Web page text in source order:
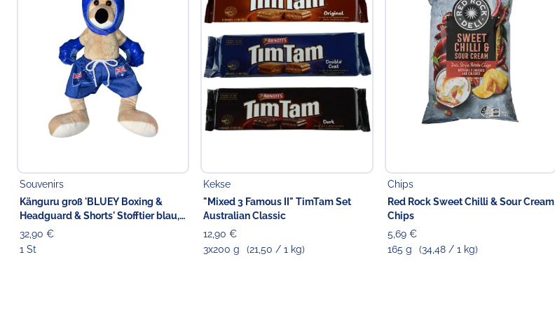
Souvenirs
Känguru groß 'BLUEY Boxing &
Headguard & Shorts' Stofftier blau,
42 cm
32,90 €
1 St
Kekse
"Mixed 3 Famous II" TimTam Set
Australian Classic
12,90 €
3x200 g
(21,50 / 1 kg)
Chips
Red Rock Sweet Chilli & Sour Cream
Chips
5,69 €
165 g
(34,48 / 1 kg)